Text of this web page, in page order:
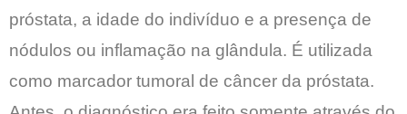
próstata, a idade do indivíduo e a presença de
nódulos ou inflamação na glândula. É utilizada
como marcador tumoral de câncer da próstata.